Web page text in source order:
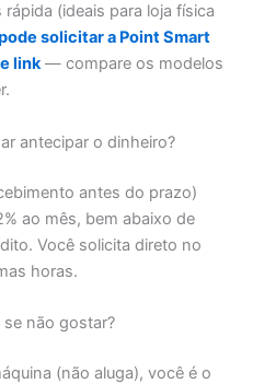
(ideais para loja física
solicitar a Point Smart
link— compare os modelos
antecipar o dinheiro?
antes do prazo)
ao mês, bem abaixo de
Você solicita direto no
horas.
não gostar?
(não aluga), você é o